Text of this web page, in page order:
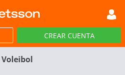
DEP VIRTUALES PROMOCIONES
CREAR CUENTA
Voleibol